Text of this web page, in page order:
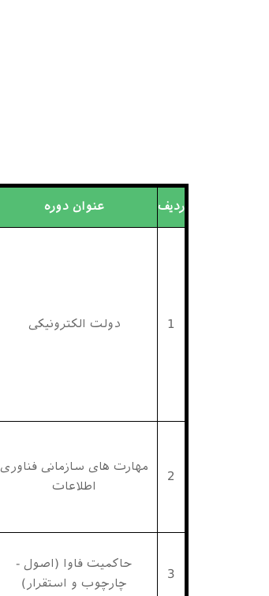
ردیف عنوان دوره
1 دولت الکترونیکی
2
مهارت های سازمانی فناوری
اطلاعات
3
حاکمیت فاوا (اصول -
چارچوب و استقرار)